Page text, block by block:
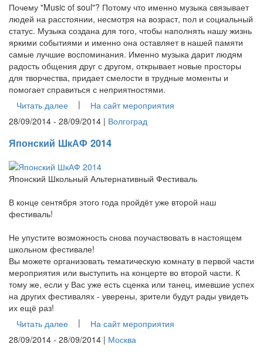
Почему "Music of soul"? Потому что именно музыка связывает
людей на расстоянии, несмотря на возраст, пол и социальный
статус. Музыка создана для того, чтобы наполнять нашу жизнь
яркими событиями и именно она оставляет в нашей памяти
самые лучшие воспоминания. Именно музыка дарит людям
радость общения друг с другом, открывает новые просторы
для творчества, придает смелости в трудные моменты и
помогает справиться с неприятностями.
Читать далее
|
На сайт мероприятия
28/09/2014 - 28/09/2014 | Волгоград
Японский ШкАФ 2014
Японский Школьный Альтернативный Фестиваль
В конце сентября этого года пройдёт уже второй наш
фестиваль!
Не упустите возможность снова поучаствовать в настоящем
школьном фестивале!
Вы можете организовать тематическую комнату в первой части
мероприятия или выступить на концерте во второй части. К
тому же, если у Вас уже есть сценка или танец, имевшие успех
на других фестивалях - уверены, зрители будут рады увидеть
их ещё раз!
Читать далее
|
На сайт мероприятия
28/09/2014 - 28/09/2014 | Москва